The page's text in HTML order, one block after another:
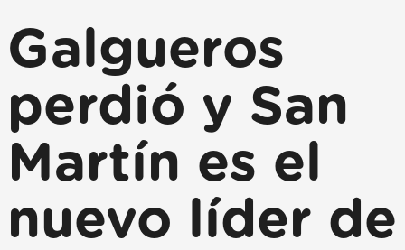
Galgueros
perdió y San
Martín es el
nuevo líder de